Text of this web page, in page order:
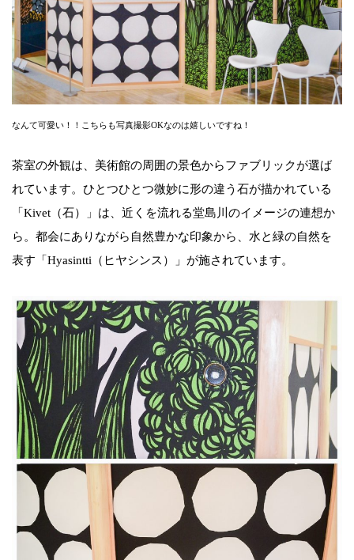
なんて可愛い！！こちらも写真撮影OKなのは嬉しいですね！
茶室の外観は、美術館の周囲の景色からファブリックが選ば
れています。ひとつひとつ微妙に形の違う石が描かれている
「Kivet（石）」は、近くを流れる堂島川のイメージの連想か
ら。都会にありながら自然豊かな印象から、水と緑の自然を
表す「Hyasintti（ヒヤシンス）」が施されています。